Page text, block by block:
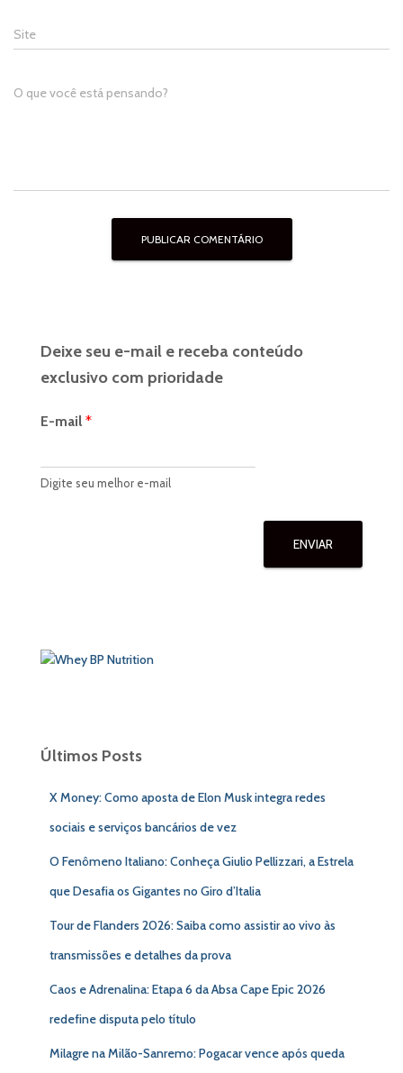
Site
O que você está pensando?
Deixe seu e-mail e receba conteúdo
exclusivo com prioridade
E-mail *
Digite seu melhor e-mail
ENVIAR
Últimos Posts
X Money: Como aposta de Elon Musk integra redes
sociais e serviços bancários de vez
O Fenômeno Italiano: Conheça Giulio Pellizzari, a Estrela
que Desafia os Gigantes no Giro d’Italia
Tour de Flanders 2026: Saiba como assistir ao vivo às
transmissões e detalhes da prova
Caos e Adrenalina: Etapa 6 da Absa Cape Epic 2026
redefine disputa pelo título
Milagre na Milão-Sanremo: Pogacar vence após queda